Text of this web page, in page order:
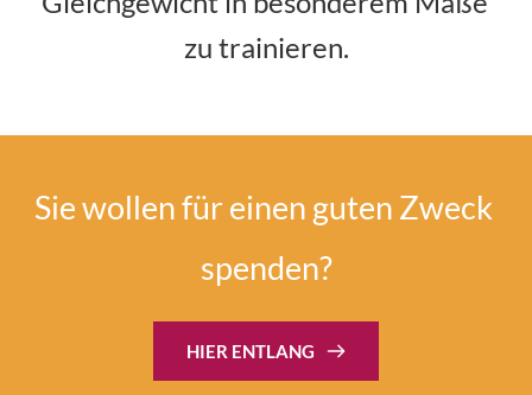
zu trainieren.
Sie wollen für einen guten Zweck
spenden?
HIER ENTLANG